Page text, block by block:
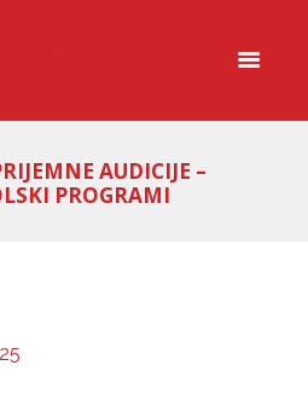
AUDICIJE –
PROGRAMI